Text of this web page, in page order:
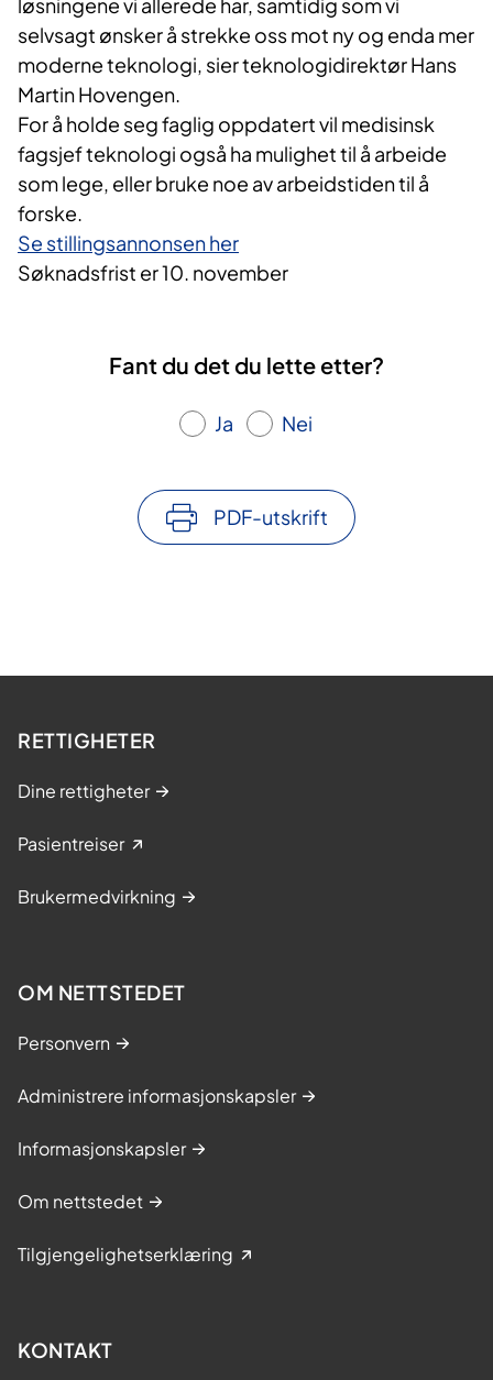
selvsagt ønsker å strekke oss mot ny og enda mer
moderne teknologi, sier teknologidirektør Hans
Martin Hovengen.
For å holde seg faglig oppdatert vil medisinsk
fagsjef teknologi også ha mulighet til å arbeide
som lege, eller bruke noe av arbeidstiden til å
forske.
Se stillingsannonsen her
Søknadsfrist er 10. november
Fant du det du lette etter?
Ja Nei
PDF-utskrift
RETTIGHETER
Dine rettigheter
Pasientreiser
Brukermedvirkning
OM NETTSTEDET
Personvern
Administrere informasjonskapsler
Informasjonskapsler
Om nettstedet
Tilgjengelighetserklæring
KONTAKT